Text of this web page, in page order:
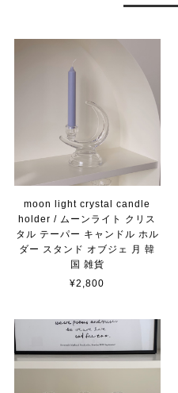
moon light crystal candle
holder / ムーンライト クリス
タル テーパー キャンドル ホル
ダー スタンド オブジェ 月 韓
国 雑貨
¥2,800